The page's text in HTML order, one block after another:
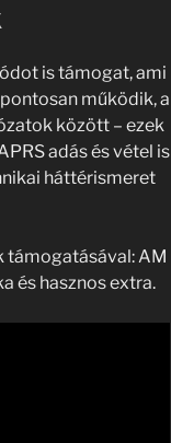
is támogat, ami
működik, a
között – ezek
adás és vétel is
háttérismeret
támogatásával: AM
és hasznos extra.